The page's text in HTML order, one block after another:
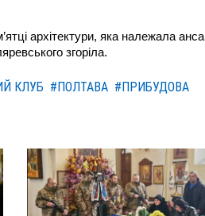
архітектури, яка належала
згоріла.
КЛУБ #ПОЛТАВА #ПРИБУДОВА